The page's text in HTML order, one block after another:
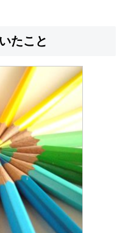
たこと